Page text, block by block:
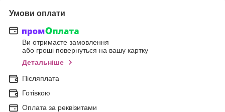
Умови оплати
Ви отримаєте замовлення
або гроші повернуться на вашу картку
Детальніше
Післяплата
Готівкою
Оплата за реквізитами